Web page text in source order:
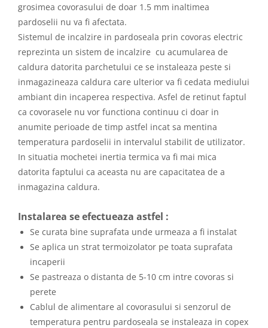
grosimea covorasului de doar 1.5 mm inaltimea
pardoselii nu va fi afectata.
Sistemul de incalzire in pardoseala prin covoras electric
reprezinta un sistem de incalzire cu acumularea de
caldura datorita parchetului ce se instaleaza peste si
inmagazineaza caldura care ulterior va fi cedata mediului
ambiant din incaperea respectiva. Asfel de retinut faptul
ca covorasele nu vor functiona continuu ci doar in
anumite perioade de timp astfel incat sa mentina
temperatura pardoselii in intervalul stabilit de utilizator.
In situatia mochetei inertia termica va fi mai mica
datorita faptului ca aceasta nu are capacitatea de a
inmagazina caldura.
Instalarea se efectueaza astfel :
Se curata bine suprafata unde urmeaza a fi instalat
Se aplica un strat termoizolator pe toata suprafata
incaperii
Se pastreaza o distanta de 5-10 cm intre covoras si
perete
Cablul de alimentare al covorasului si senzorul de
temperatura pentru pardoseala se instaleaza in copex